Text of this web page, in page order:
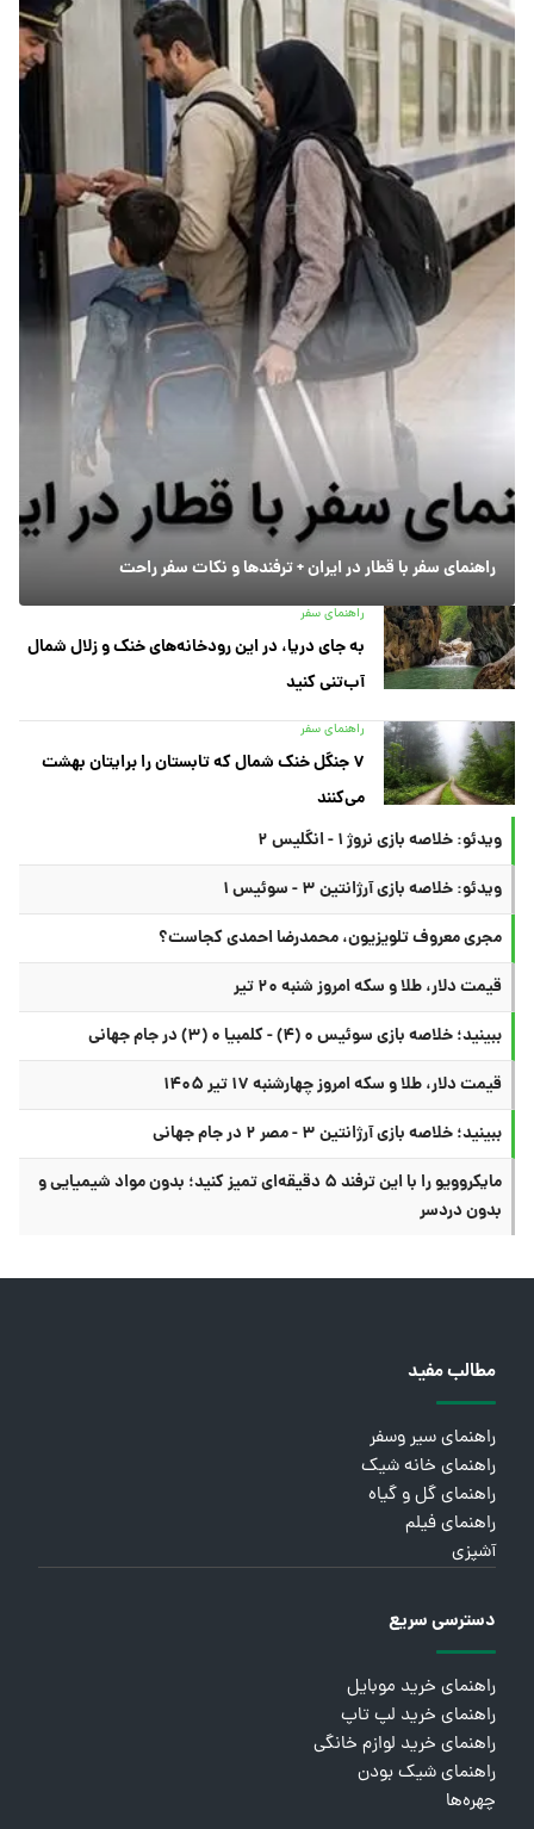
راهنمای سفر با قطار در ایران + ترفندها و نکات سفر راحت
راهنمای سفر
به جای دریا، در این رودخانه‌های خنک و زلال شمال
آب‌تنی کنید
راهنمای سفر
۷ جنگل خنک شمال که تابستان را برایتان بهشت
می‌کنند
ویدئو: خلاصه بازی نروژ ۱ - انگلیس ۲
ویدئو: خلاصه بازی آرژانتین ۳ - سوئیس ۱
مجری معروف تلویزیون، محمدرضا احمدی کجاست؟
قیمت دلار، طلا و سکه امروز شنبه ۲۰ تیر
ببینید؛ خلاصه بازی سوئیس ۰ (۴) - کلمبیا ۰ (۳) در جام جهانی
قیمت دلار، طلا و سکه امروز چهارشنبه ۱۷ تیر ۱۴۰۵
ببینید؛ خلاصه بازی آرژانتین ۳ - مصر ۲ در جام جهانی
مایکروویو را با این ترفند ۵ دقیقه‌ای تمیز کنید؛ بدون مواد شیمیایی و
بدون دردسر
مطالب مفید
راهنمای سیر وسفر
راهنمای خانه شیک
راهنمای گل و گیاه
راهنمای فیلم
آشپزی
دسترسی سریع
راهنمای خرید موبایل
راهنمای خرید لپ تاپ
راهنمای خرید لوازم خانگی
راهنمای شیک بودن
چهره‌ها